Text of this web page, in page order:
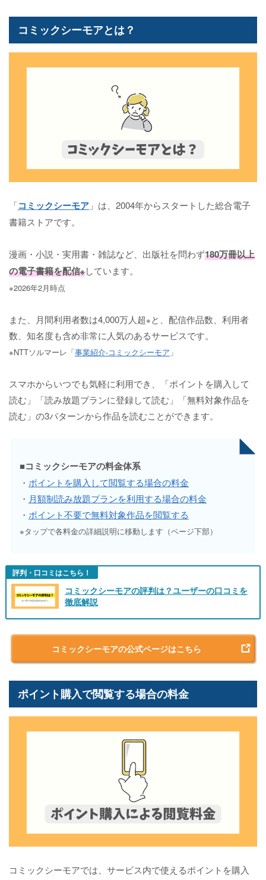
コミックシーモアとは？
「コミックシーモア 」は、2004年からスタートした総合電子
書籍ストアです。
漫画・小説・実用書・雑誌など、出版社を問わず180万冊以上
の電子書籍を配信※しています。
※2026年2月時点
また、月間利用者数は4,000万人超※と、配信作品数、利用者
数、知名度も含め非常に人気のあるサービスです。
※NTTソルマーレ「事業紹介-コミックシーモア 」
スマホからいつでも気軽に利用でき、「ポイントを購入して
読む」「読み放題プランに登録して読む」「無料対象作品を
読む」の3パターンから作品を読むことができます。
■コミックシーモアの料金体系
・ ポイントを購入して閲覧する場合の料金
・ 月額制読み放題プランを利用する場合の料金
・ ポイント不要で無料対象作品を閲覧する
※タップで各料金の詳細説明に移動します（ページ下部）
評判・口コミはこちら！
コミックシーモアの評判は？ユーザーの口コミを
徹底解説
コミックシーモアの公式ページはこちら
ポイント購入で閲覧する場合の料金
コミックシーモアでは、サービス内で使えるポイントを購入